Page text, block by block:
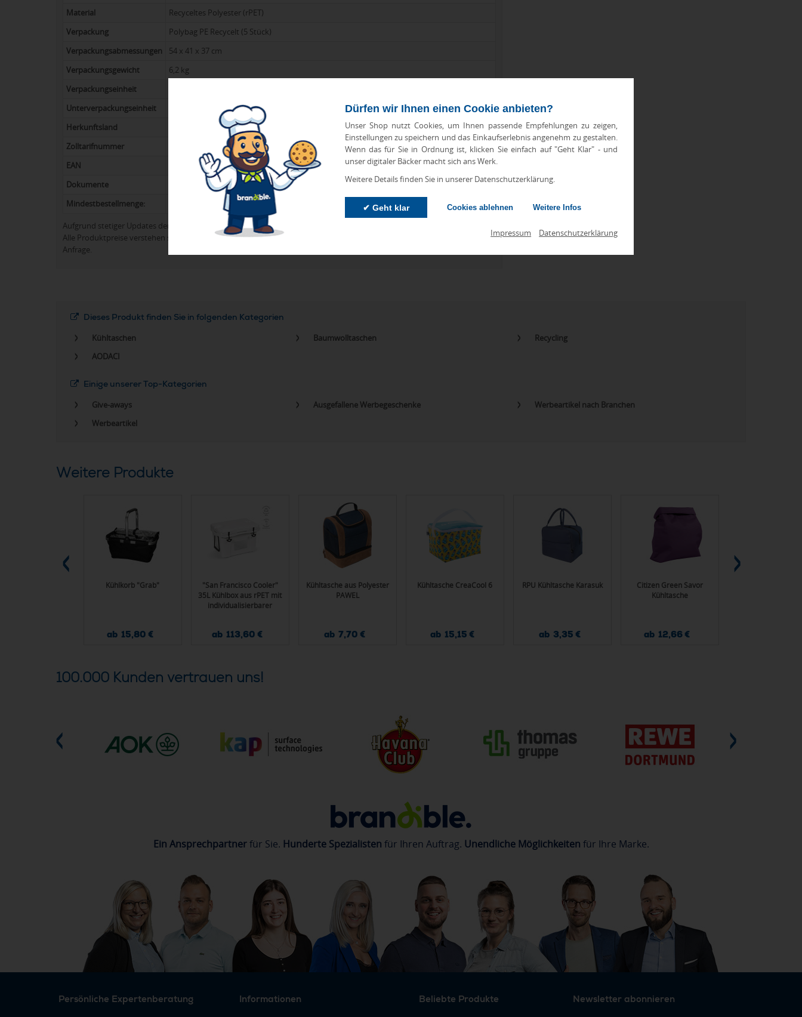
Dürfen wir Ihnen einen Cookie anbieten?
Unser Shop nutzt Cookies, um Ihnen passende Empfehlungen zu zeigen,
Einstellungen zu speichern und das Einkaufserlebnis angenehm zu gestalten.
Wenn das für Sie in Ordnung ist, klicken Sie einfach auf "Geht Klar" - und
unser digitaler Bäcker macht sich ans Werk.
Weitere Details finden Sie in unserer Datenschutzerklärung.
✔ Geht klar Cookies ablehnen Weitere Infos
Impressum Datenschutzerklärung
Material
Recyceltes Polyester (rPET)
Verpackung
Polybag PE Recycelt (5 Stück)
Verpackungsabmessungen
54 x 41 x 37 cm
Verpackungsgewicht
6,2 kg
Verpackungseinheit
Unterverpackungseinheit
Herkunftsland
Zolltarifnummer
EAN
5600893101980
Dokumente
Infoblatt Produktzertifizierung
Mindestbestellmenge:
Aufgrund stetiger Updates der Produktpalette kann es zu Abweichungen bei Preisen und Produktinformationen kommen.
Alle Produktpreise verstehen sich in der Regel ohne Werbeanbringungskosten. Preise für Direktimport erhalten Sie auf
Anfrage.
Dieses Produkt finden Sie in folgenden Kategorien
Kühltaschen
Baumwolltaschen
Recycling
AODACI
Einige unserer Top-Kategorien
Give-aways
Ausgefallene Werbegeschenke
Werbeartikel nach Branchen
Werbeartikel
Weitere Produkte
Kühlkorb "Grab"
ab 15,80 €
"San Francisco Cooler"
35L Kühlbox aus rPET mit
individualisierbarer
ab 113,60 €
Kühltasche aus Polyester
PAWEL
ab 7,70 €
Kühltasche CreaCool 6
ab 15,15 €
RPU Kühltasche Karasuk
ab 3,35 €
Citizen Green Savor
Kühltasche
ab 12,66 €
100.000 Kunden vertrauen uns!
Ein Ansprechpartnerfür Sie. Hunderte Spezialisten für Ihren Auftrag. Unendliche Möglichkeiten für Ihre Marke.
Persönliche Expertenberatung Informationen Beliebte Produkte Newsletter abonnieren